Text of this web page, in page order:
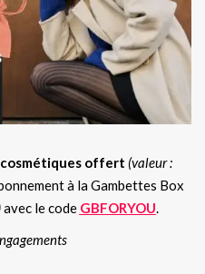
offert (valeur :
à la Gambettes Box
avec le code GBFORYOU.